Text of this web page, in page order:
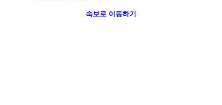
속보로 이동하기